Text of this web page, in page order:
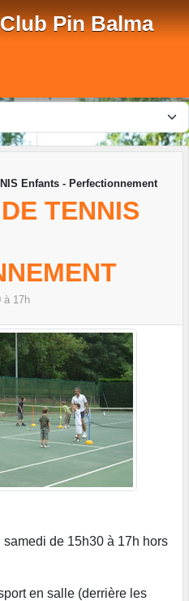
Pin Balma
Enfants - Perfectionnement
TENNIS
à 17h
samedi de 15h30 à 17h hors
en salle (derrière les